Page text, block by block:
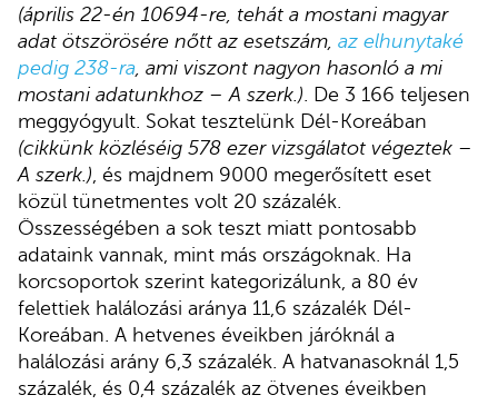
(április 22-én 10694-re, tehát a mostani magyar
adat ötszörösére nőtt az esetszám, az elhunytaké
pedig 238-ra , ami viszont nagyon hasonló a mi
mostani adatunkhoz – A szerk.) . De 3 166 teljesen
meggyógyult. Sokat tesztelünk Dél-Koreában
(cikkünk közléséig 578 ezer vizsgálatot végeztek –
A szerk.) , és majdnem 9000 megerősített eset
közül tünetmentes volt 20 százalék.
Összességében a sok teszt miatt pontosabb
adataink vannak, mint más országoknak. Ha
korcsoportok szerint kategorizálunk, a 80 év
felettiek halálozási aránya 11,6 százalék Dél-
Koreában. A hetvenes éveikben járóknál a
halálozási arány 6,3 százalék. A hatvanasoknál 1,5
százalék, és 0,4 százalék az ötvenes éveikben